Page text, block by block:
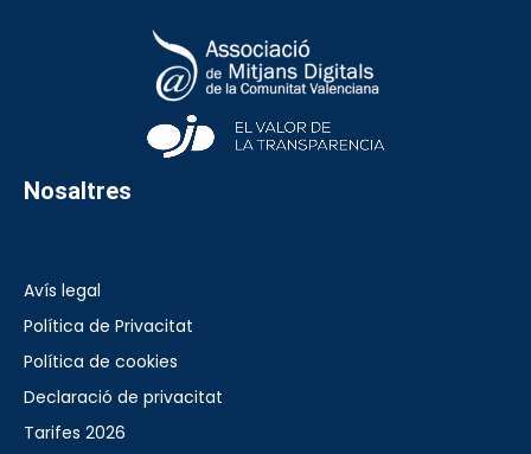
Nosaltres
Avís legal
Política de Privacitat
Política de cookies
Declaració de privacitat
Tarifes 2026